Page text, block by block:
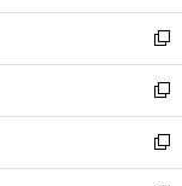
開
く
ウ
で
開
く
ン
ド
ウ
で
開
く
ウ
ィ
ン
ド
ウ
で
開
し
い
ウ
ィ
ン
ド
ウ
新
し
い
ウ
ィ
ン
新
し
い
ウ
新
し